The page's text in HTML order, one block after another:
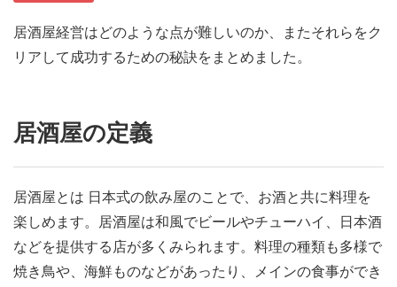
居酒屋経営はどのような点が難しいのか、またそれらをク
リアして成功するための秘訣をまとめました。
居酒屋の定義
居酒屋とは 日本式の飲み屋のことで、お酒と共に料理を
楽しめます。居酒屋は和風でビールやチューハイ、日本酒
などを提供する店が多くみられます。料理の種類も多様で
焼き鳥や、海鮮ものなどがあったり、メインの食事ができ